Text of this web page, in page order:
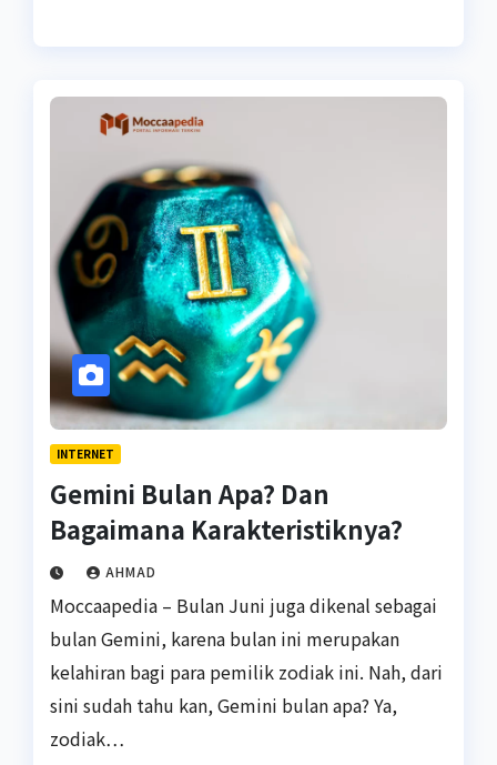
INTERNET
Gemini Bulan Apa? Dan
Bagaimana Karakteristiknya?
AHMAD
Moccaapedia – Bulan Juni juga dikenal sebagai
bulan Gemini, karena bulan ini merupakan
kelahiran bagi para pemilik zodiak ini. Nah, dari
sini sudah tahu kan, Gemini bulan apa? Ya,
zodiak…